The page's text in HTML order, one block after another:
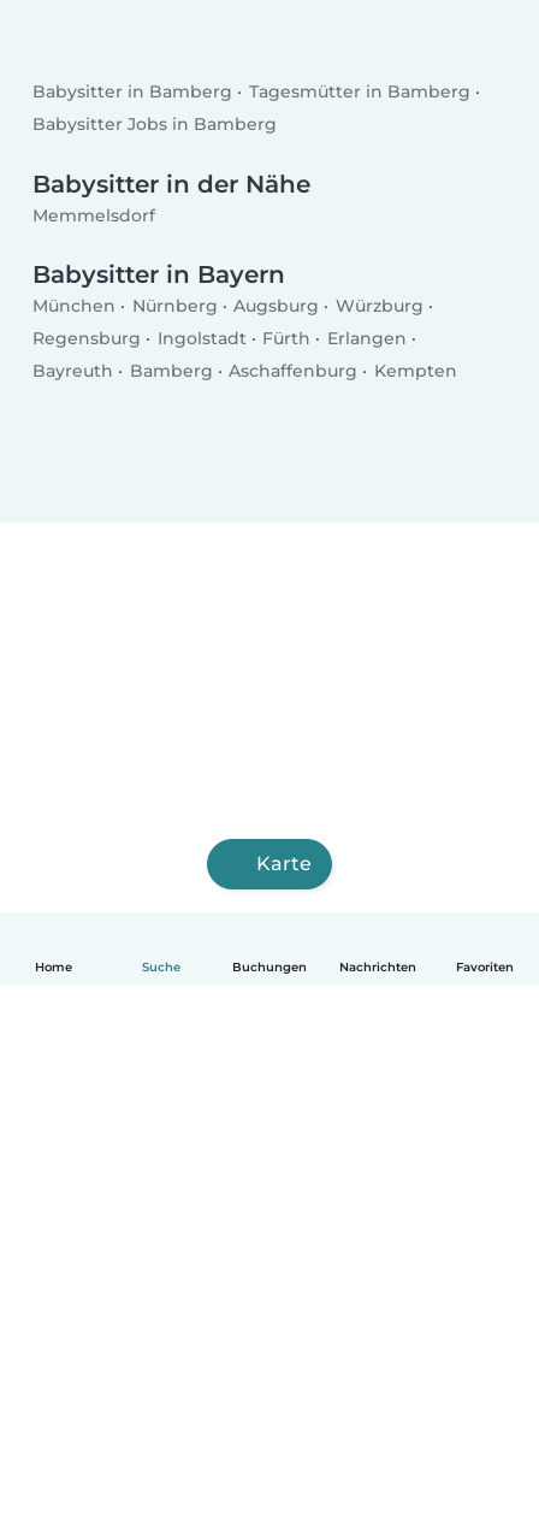
Home Suche Buchungen Nachrichten Favoriten
Babysitter in Bamberg
Tagesmütter in Bamberg
Babysitter Jobs in Bamberg
Babysitter in der Nähe
Memmelsdorf
Babysitter in Bayern
München Nürnberg Augsburg
Würzburg
Regensburg
Ingolstadt Fürth
Erlangen
Bayreuth
Bamberg Aschaffenburg Kempten
Karte